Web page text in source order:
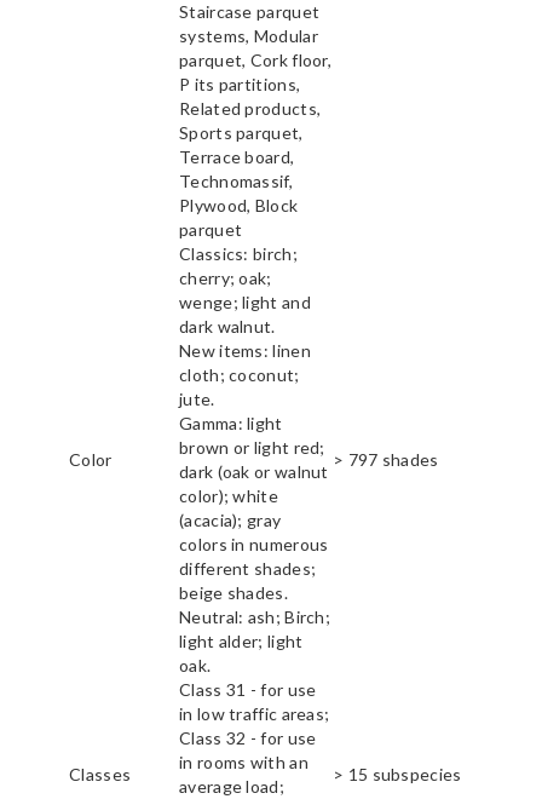
Staircase parquet
systems, Modular
parquet, Cork floor,
P its partitions,
Related products,
Sports parquet,
Terrace board,
Technomassif,
Plywood, Block
parquet
Color
Classics: birch;
cherry; oak;
wenge; light and
dark walnut.
New items: linen
cloth; coconut;
jute.
Gamma: light
brown or light red;
dark (oak or walnut
color); white
(acacia); gray
colors in numerous
different shades;
beige shades.
Neutral: ash; Birch;
light alder; light
oak.
> 797 shades
Classes
Class 31 - for use
in low traffic areas;
Class 32 - for use
in rooms with an
average load;
> 15 subspecies